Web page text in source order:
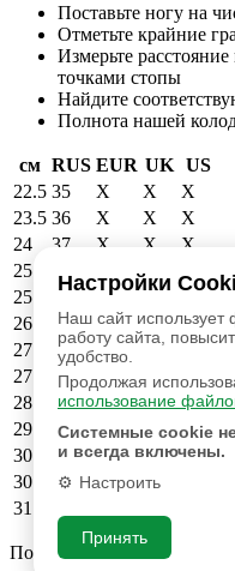
Настройки
Наш сайт
работу сайта,
удобство.
Продолжая
использование
Системные cookie
и всегда включены.
Настроить
Принять
Поставьте ногу на
Отметьте крайние
Измерьте
точками стопы
Найдите
Полнота нашей
см RUS EUR UK US
22.5 35 X X
X
23.5 36 X X
X
24
37 X X
X
25
6
25.5
39 40 6.5
7
26.5
40 41 7.5
8
27
41 42 8
8.5
27.5
42 43 9
9.5
28.5
43 44 9.5
10
29
44 45 10.5 11
30
45 46 11.5 12
30.5
46 47 12
31
Подтвердите свой